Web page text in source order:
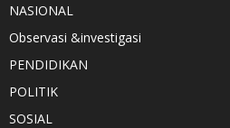
NASIONAL
Observasi &investigasi
PENDIDIKAN
POLITIK
SOSIAL